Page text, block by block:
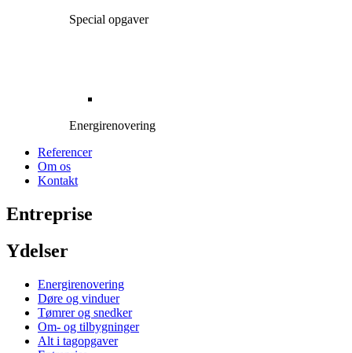
Special opgaver
Energirenovering
Referencer
Om os
Kontakt
Entreprise
Ydelser
Energirenovering
Døre og vinduer
Tømrer og snedker
Om- og tilbygninger
Alt i tagopgaver